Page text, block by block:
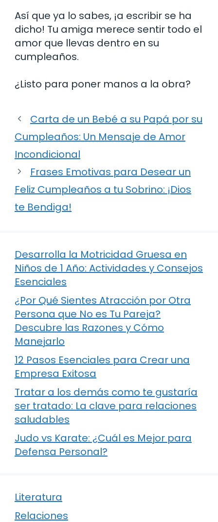
Así que ya lo sabes, ¡a escribir se ha
dicho! Tu amiga merece sentir todo el
amor que llevas dentro en su
cumpleaños.
¿Listo para poner manos a la obra?
Carta de un Bebé a su Papá por su
Cumpleaños: Un Mensaje de Amor
Incondicional
Frases Emotivas para Desear un
Feliz Cumpleaños a tu Sobrino: ¡Dios
te Bendiga!
Desarrolla la Motricidad Gruesa en
Niños de 1 Año: Actividades y Consejos
Esenciales
¿Por Qué Sientes Atracción por Otra
Persona que No es Tu Pareja?
Descubre las Razones y Cómo
Manejarlo
12 Pasos Esenciales para Crear una
Empresa Exitosa
Tratar a los demás como te gustaría
ser tratado: La clave para relaciones
saludables
Judo vs Karate: ¿Cuál es Mejor para
Defensa Personal?
Literatura
Relaciones